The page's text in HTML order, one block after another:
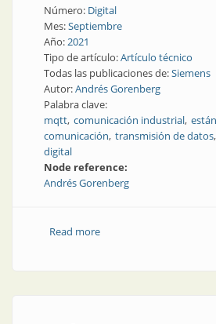
Número: Digital
Mes:Septiembre
Año:2021
Tipo de artículo:Artículo técnico
Todas las publicaciones de:Siemens
Autor:Andrés Gorenberg
Palabra clave:
mqtt comunicación industrial
comunicación transmisión de datos
digital
Node reference:
Andrés Gorenberg
Read moreabout Los límites de las